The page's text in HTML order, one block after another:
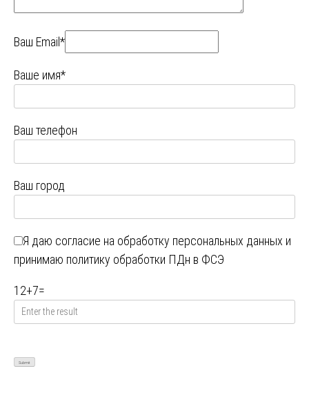
Ваш Email*
Ваше имя*
Ваш телефон
Ваш город
Я даю согласие на обработку персональных данных и
принимаю политику обработки ПДн в ФСЭ
12+7=